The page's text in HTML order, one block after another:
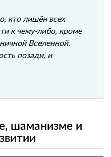
кто лишён всех
к чему-либо, кроме
Вселенной.
позади, и
шаманизме и